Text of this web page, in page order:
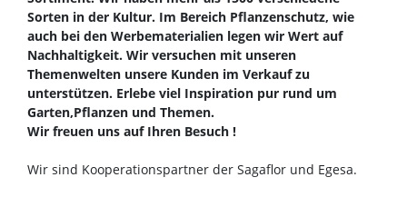
Sorten in der Kultur. Im Bereich Pflanzenschutz, wie
auch bei den Werbematerialien legen wir Wert auf
Nachhaltigkeit. Wir versuchen mit unseren
Themenwelten unsere Kunden im Verkauf zu
unterstützen. Erlebe viel Inspiration pur rund um
Garten,Pflanzen und Themen.
Wir freuen uns auf Ihren Besuch !
Wir sind Kooperationspartner der Sagaflor und Egesa.